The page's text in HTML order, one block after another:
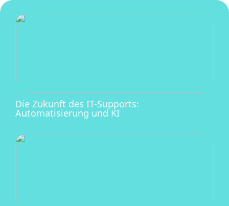
Die Zukunft des IT-Supports:
Automatisierung und KI